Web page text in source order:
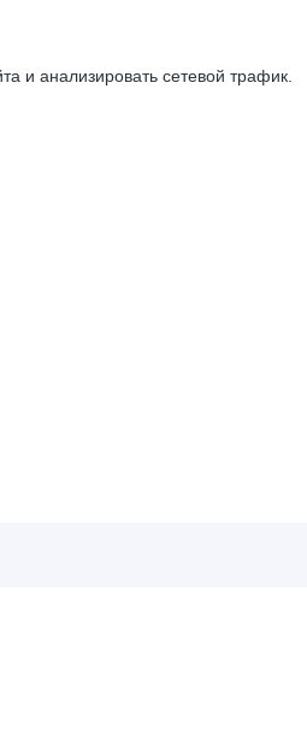
и анализировать сетевой трафик.